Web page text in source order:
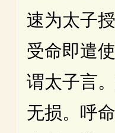
速为太子
受命即遣
谓太子言
无损。呼